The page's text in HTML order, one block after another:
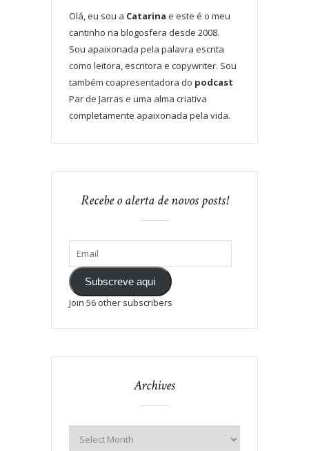
Olá, eu sou a Catarina e este é o meu
cantinho na blogosfera desde 2008.
Sou apaixonada pela palavra escrita
como leitora, escritora e copywriter. Sou
também coapresentadora do podcast
Par de Jarras e uma alma criativa
completamente apaixonada pela vida.
Recebe o alerta de novos posts!
Subscreve aqui
Join 56 other subscribers
Archives